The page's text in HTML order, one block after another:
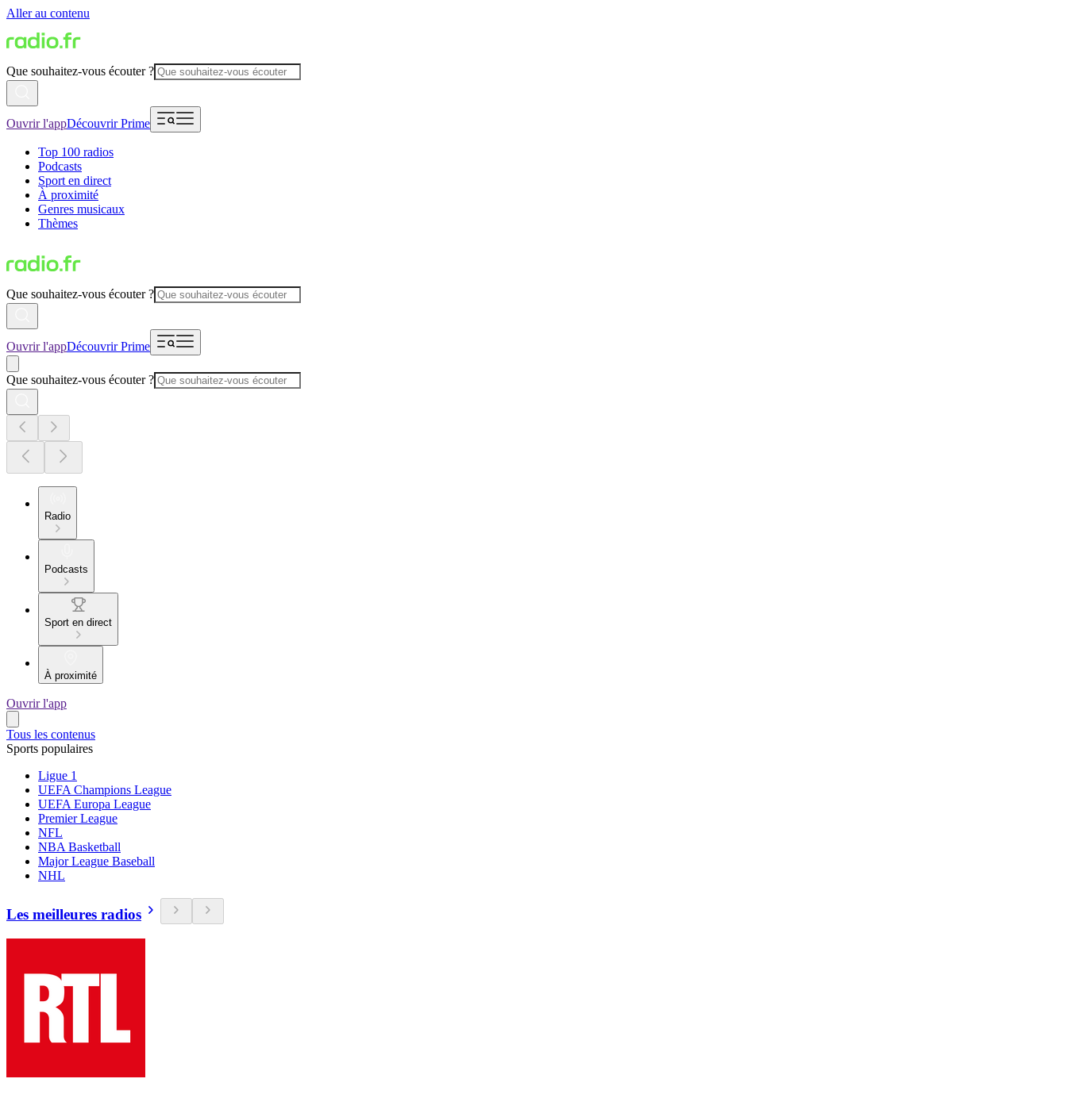
Aller au contenu
Que souhaitez-vous écouter ?
Ouvrir l'appDécouvrir Prime
Top 100 radios
Podcasts
Sport en direct
À proximité
Genres musicaux
Thèmes
Que souhaitez-vous écouter ?
Ouvrir l'appDécouvrir Prime
Que souhaitez-vous écouter ?
Radio
Podcasts
Sport en direct
À proximité
Ouvrir l'app
Tous les contenus
Sports populaires
Ligue 1
UEFA Champions League
UEFA Europa League
Premier League
NFL
NBA Basketball
Major League Baseball
NHL
Les meilleures radios